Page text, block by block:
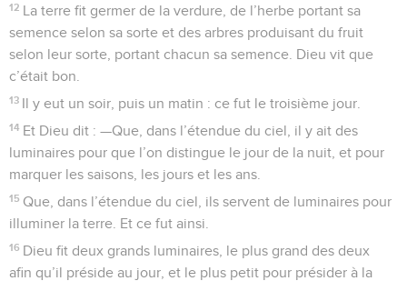
12 La terre fit germer de la verdure, de l’herbe portant sa
semence selon sa sorte et des arbres produisant du fruit
selon leur sorte, portant chacun sa semence. Dieu vit que
c’était bon.
13 Il y eut un soir, puis un matin : ce fut le troisième jour.
14 Et Dieu dit : —Que, dans l’étendue du ciel, il y ait des
luminaires pour que l’on distingue le jour de la nuit, et pour
marquer les saisons, les jours et les ans.
15 Que, dans l’étendue du ciel, ils servent de luminaires pour
illuminer la terre. Et ce fut ainsi.
16 Dieu fit deux grands luminaires, le plus grand des deux
afin qu’il préside au jour, et le plus petit pour présider à la